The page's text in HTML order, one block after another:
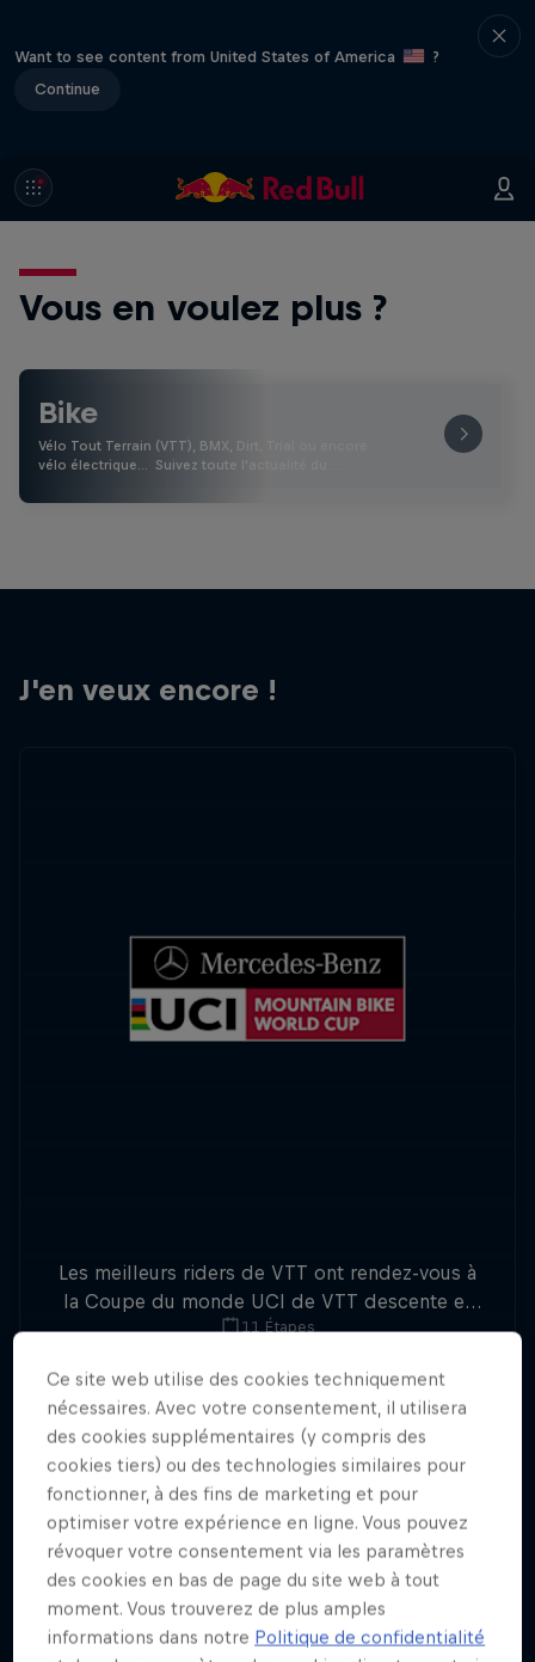
Want to see content from United States of America
?
Continue
Vous en voulez plus ?
Bike
Vélo Tout Terrain (VTT), BMX, Dirt, Trial ou encore
vélo électrique… Suivez toute l'actualité du …
J'en veux encore !
Les meilleurs riders de VTT ont rendez-vous à
la Coupe du monde UCI de VTT descente et
cross-country 2023. Suivez toutes les étapes de
avec Red Bull TV !
11 Étapes
Ce site web utilise des cookies techniquement
nécessaires. Avec votre consentement, il utilisera
des cookies supplémentaires (y compris des
cookies tiers) ou des technologies similaires pour
fonctionner, à des fins de marketing et pour
optimiser votre expérience en ligne. Vous pouvez
révoquer votre consentement via les paramètres
des cookies en bas de page du site web à tout
moment. Vous trouverez de plus amples
informations dans notre Politique de confidentialité